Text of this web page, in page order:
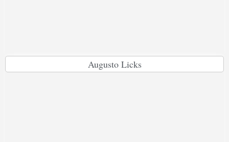
Augusto Licks